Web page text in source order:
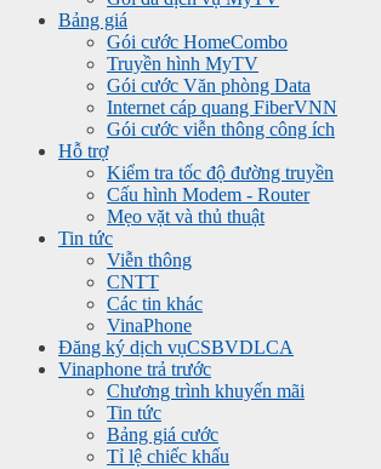
Bảng giá
Gói cước HomeCombo
Truyền hình MyTV
Gói cước Văn phòng Data
Internet cáp quang FiberVNN
Gói cước viễn thông công ích
Hỗ trợ
Kiểm tra tốc độ đường truyền
Cấu hình Modem - Router
Mẹo vặt và thủ thuật
Tin tức
Viễn thông
CNTT
Các tin khác
VinaPhone
Đăng ký dịch vụCSBVDLCA
Vinaphone trả trước
Chương trình khuyến mãi
Tin tức
Bảng giá cước
Tỉ lệ chiếc khấu